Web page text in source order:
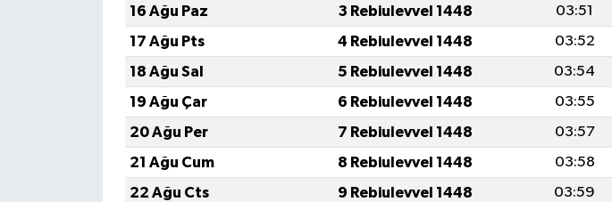
16 Ağu Paz
3 Rebiulevvel 1448 03:51
17 Ağu Pts
4 Rebiulevvel 1448 03:52
18 Ağu Sal
5 Rebiulevvel 1448 03:54
19 Ağu Çar
6 Rebiulevvel 1448 03:55
20 Ağu Per
7 Rebiulevvel 1448 03:57
21 Ağu Cum
8 Rebiulevvel 1448 03:58
22 Ağu Cts
9 Rebiulevvel 1448 03:59